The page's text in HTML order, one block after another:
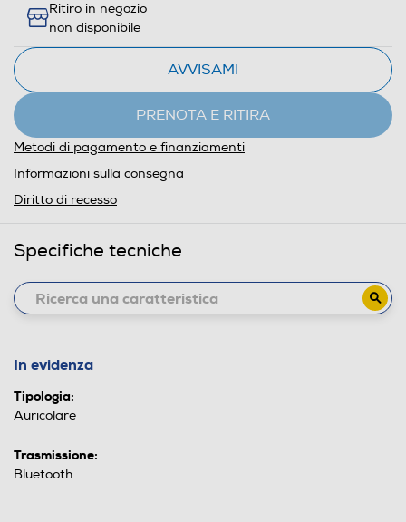
Ritiro in negozio
non disponibile
AVVISAMI
PRENOTA E RITIRA
Metodi di pagamento e finanziamenti
Informazioni sulla consegna
Diritto di recesso
Specifiche tecniche
In evidenza
Tipologia:
Auricolare
Trasmissione:
Bluetooth